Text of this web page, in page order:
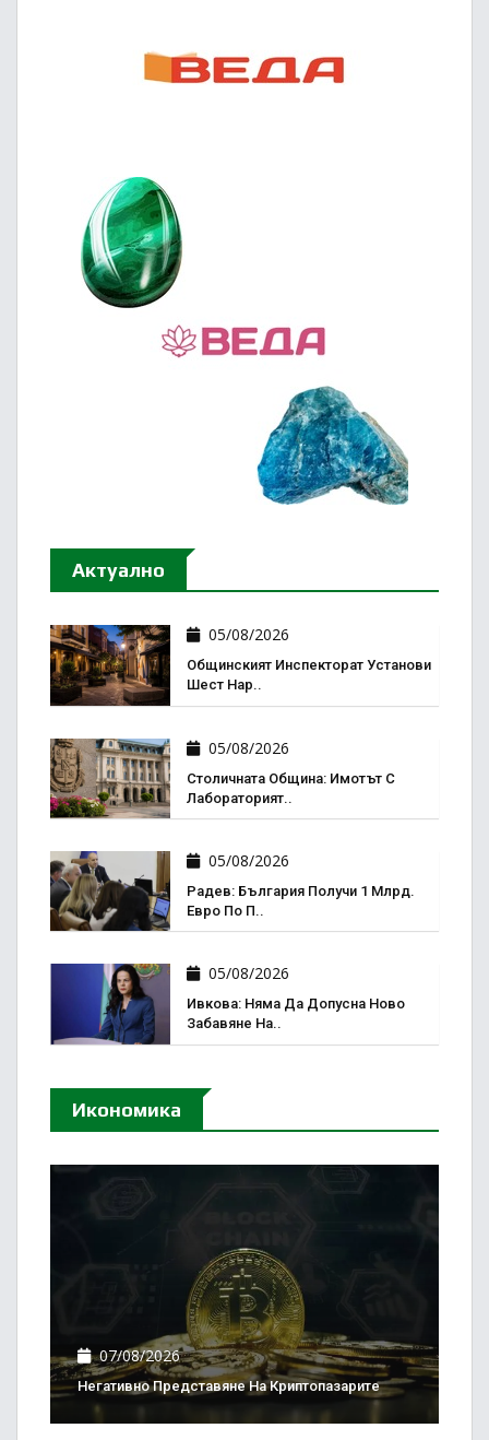
Актуално
05/08/2026
Общинският Инспекторат Установи
Шест Нар..
05/08/2026
Столичната Община: Имотът С
Лабораторият..
05/08/2026
Радев: България Получи 1 Млрд.
Евро По П..
05/08/2026
Ивкова: Няма Да Допусна Ново
Забавяне На..
Икономика
07/08/2026
Негативно Представяне На Криптопазарите